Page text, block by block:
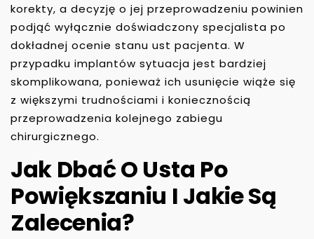
korekty, a decyzję o jej przeprowadzeniu powinien
podjąć wyłącznie doświadczony specjalista po
dokładnej ocenie stanu ust pacjenta. W
przypadku implantów sytuacja jest bardziej
skomplikowana, ponieważ ich usunięcie wiąże się
z większymi trudnościami i koniecznością
przeprowadzenia kolejnego zabiegu
chirurgicznego.
Jak Dbać O Usta Po
Powiększaniu I Jakie Są
Zalecenia?